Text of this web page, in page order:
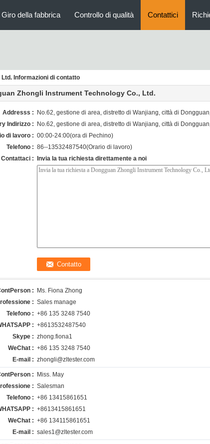
Giro della fabbrica Controllo di qualità Contattici
Ltd. Informazioni di contatto
Zhongli Instrument Technology Co., Ltd.
Addresss :
No.62, gestione di area, distretto di Wanjiang, città di
Indirizzo :
No.62, gestione di area, distretto di Wanjiang, città di
di lavoro : 00:00-24:00(ora di Pechino)
Telefono : 86--13532487540(Orario di lavoro)
Contattaci :
Invia la tua richiesta direttamente a noi
:
Ms. Fiona Zhong
: Sales manage
Telefono : +86 135 3248 7540
: +8613532487540
Skype : zhong.fiona1
WeChat : +86 135 3248 7540
E-mail : zhongli@zltester.com
:
Miss. May
: Salesman
Telefono : +86 13415861651
: +8613415861651
WeChat : +86 134115861651
E-mail : sales1@zltester.com